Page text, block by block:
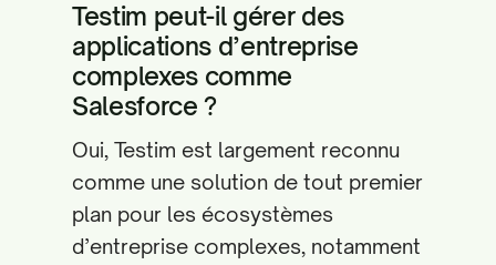
Testim peut-il gérer des
applications d’entreprise
complexes comme
Salesforce ?
Oui, Testim est largement reconnu
comme une solution de tout premier
plan pour les écosystèmes
d’entreprise complexes, notamment